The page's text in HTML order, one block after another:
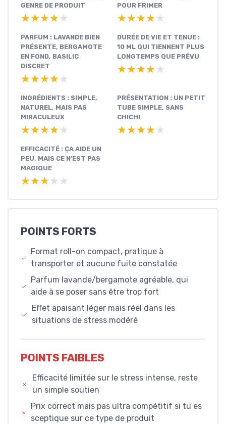
GENRE DE PRODUIT
★★★★★
★★★★★
POUR FRIMER
★★★★★
★★★★★
PARFUM : LAVANDE BIEN
PRÉSENTE, BERGAMOTE
EN FOND, BASILIC
DISCRET
★★★★★
★★★★★
DURÉE DE VIE ET TENUE :
10 ML QUI TIENNENT PLUS
LONGTEMPS QUE PRÉVU
★★★★★
★★★★★
INGRÉDIENTS : SIMPLE,
NATUREL, MAIS PAS
MIRACULEUX
★★★★★
★★★★★
PRÉSENTATION : UN PETIT
TUBE SIMPLE, SANS
CHICHI
★★★★★
★★★★★
EFFICACITÉ : ÇA AIDE UN
PEU, MAIS CE N’EST PAS
MAGIQUE
★★★★★
★★★★★
POINTS FORTS
Format roll-on compact, pratique à
transporter et aucune fuite constatée
Parfum lavande/bergamote agréable, qui
aide à se poser sans être trop fort
Effet apaisant léger mais réel dans les
situations de stress modéré
POINTS FAIBLES
Efficacité limitée sur le stress intense, reste
un simple soutien
Prix correct mais pas ultra compétitif si tu es
sceptique sur ce type de produit